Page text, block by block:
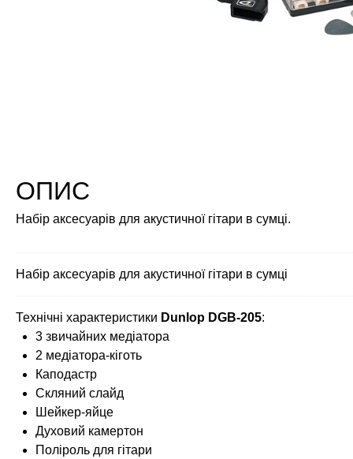
ОПИС
Набір аксесуарів для акустичної гітари в сумці.
Набір аксесуарів для акустичної гітари в сумці
Технічні характеристики Dunlop DGB-205:
3 звичайних медіатора
2 медіатора-кіготь
Каподастр
Скляний слайд
Шейкер-яйце
Духовий камертон
Поліроль для гітари